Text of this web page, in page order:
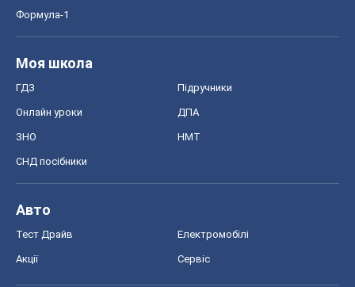
Формула-1
Моя школа
ГДЗ Підручники
Онлайн уроки ДПА
ЗНО НМТ
СНД посібники
Авто
Тест Драйв Електромобілі
Акції Сервіс